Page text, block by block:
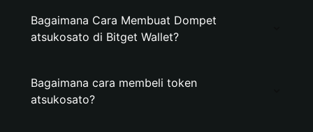
Bagaimana Cara Membuat Dompet
atsukosato di Bitget Wallet?
Bagaimana cara membeli token
atsukosato?